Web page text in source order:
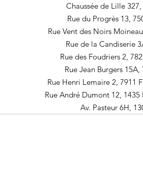
Chaussée de Lille
Rue du Progrès 13,
Rue Vent des Noirs
Rue de la Candiserie
Rue des Foudriers 2,
Rue Jean Burgers
Rue Henri Lemaire 2, 7911
Rue André Dumont 12,
Av. Pasteur 6H,